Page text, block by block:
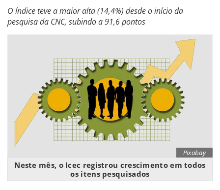
O índice teve a maior alta (14,4%) desde o início da
pesquisa da CNC, subindo a 91,6 pontos
Pixabay
Neste mês, o Icec registrou crescimento em todos
os itens pesquisados